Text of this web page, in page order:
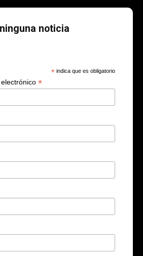
noticia
* indica que es obligatorio
*